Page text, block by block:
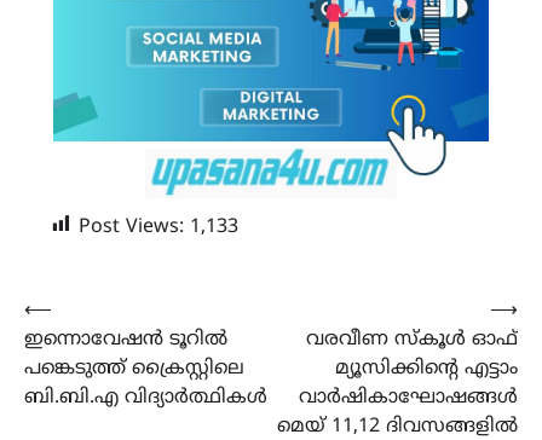
Post Views: 1,133
Post
navigation
⟵
ഇന്നൊവേഷൻ ടൂറിൽ
പങ്കെടുത്ത് ക്രൈസ്റ്റിലെ
ബി.ബി.എ വിദ്യാർത്ഥികൾ
വരവീണ സ്കൂൾ ഓഫ്
മ്യൂസിക്കിന്‍റെ എട്ടാം
വാർഷികാഘോഷങ്ങൾ
മെയ് 11,12 ദിവസങ്ങളിൽ
⟶